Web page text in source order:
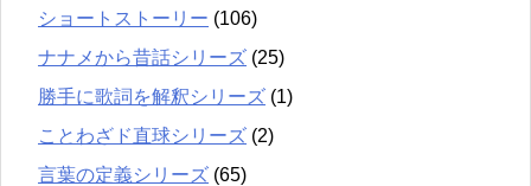
ショートストーリー (106)
ナナメから昔話シリーズ (25)
勝手に歌詞を解釈シリーズ (1)
ことわざド直球シリーズ (2)
言葉の定義シリーズ (65)